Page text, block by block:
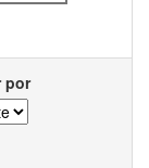
por